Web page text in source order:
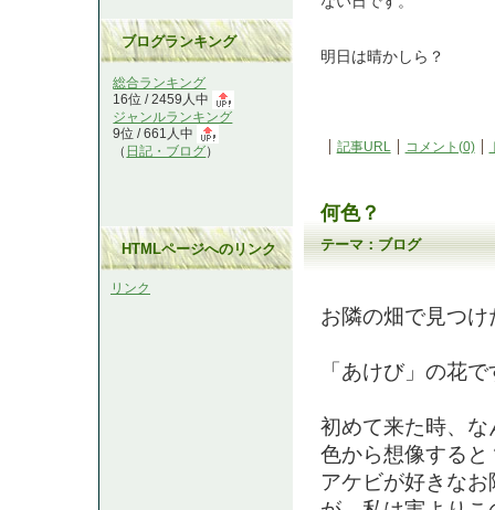
明日は晴かしら？
記事URL コメント(0)
何色？
テーマ：ブログ
お隣の畑で見つ
「あけび」の花
初めて来た時、
色から想像すると
アケビが好きな
ブログランキング
総合ランキング
16位 / 2459人中
ジャンルランキング
9位 / 661人中
（ 日記・ブログ）
HTMLページへのリンク
リンク